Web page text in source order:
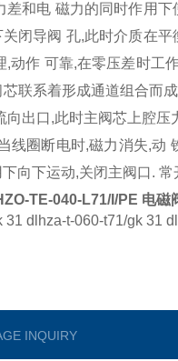
差和电 磁力的同时作用
闭导阀 孔,此时介质在
,动作 可靠,在零压差时工
联系着形成通道组合而
向出口,此时主阀芯上腔
线圈断电时,磁力消失,动
向下运动,关闭主阀口.
TE-040-L71/I/PE 电磁
31 dlhza-t-060-t71/gk 31
INQUIRY